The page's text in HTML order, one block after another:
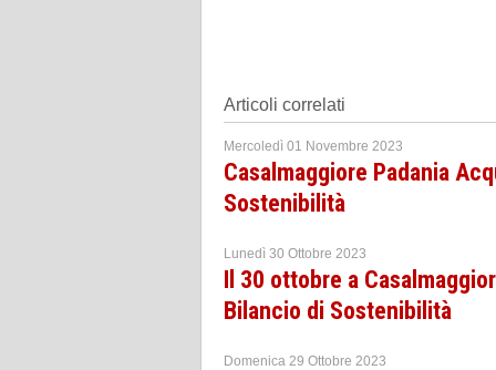
Articoli correlati
Mercoledì 01 Novembre 2023
Casalmaggiore Padania
Sostenibilità
Lunedì 30 Ottobre 2023
Il 30 ottobre a
Bilancio di Sostenibilità
Domenica 29 Ottobre 2023